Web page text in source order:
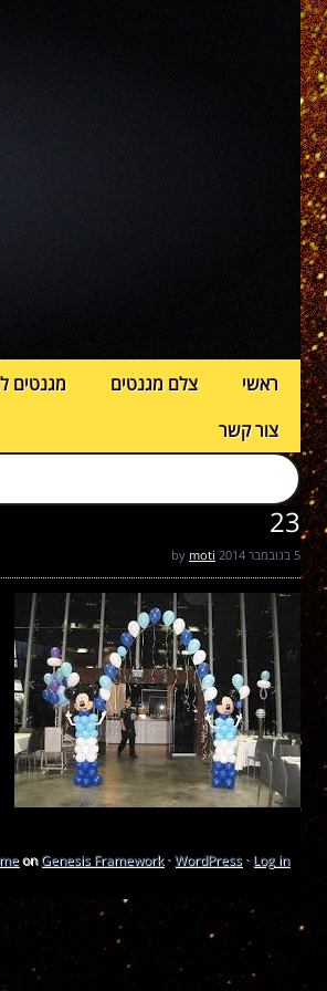
ראשי צלם מגנטים מגנטים
צור קשר
23
5 בנובמבר 2014 moti
onGenesis Framework·WordPress· Log in